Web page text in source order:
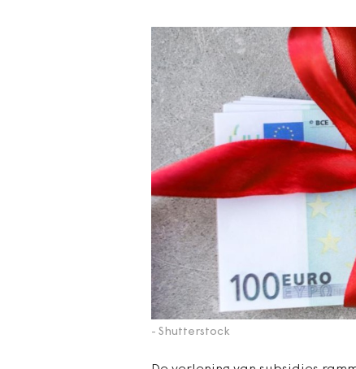
- Shutterstock